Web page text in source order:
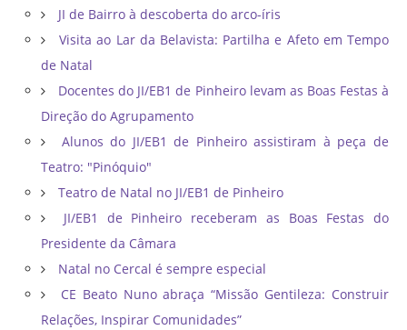
JI de Bairro à descoberta do arco-íris
Visita ao Lar da Belavista: Partilha e Afeto em Tempo
de Natal
Docentes do JI/EB1 de Pinheiro levam as Boas Festas à
Direção do Agrupamento
Alunos do JI/EB1 de Pinheiro assistiram à peça de
Teatro: "Pinóquio"
Teatro de Natal no JI/EB1 de Pinheiro
JI/EB1 de Pinheiro receberam as Boas Festas do
Presidente da Câmara
Natal no Cercal é sempre especial
CE Beato Nuno abraça “Missão Gentileza: Construir
Relações, Inspirar Comunidades”